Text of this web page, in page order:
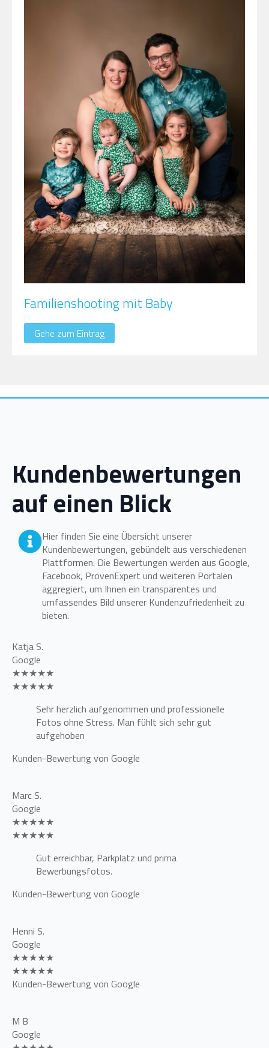
Familienshooting mit Baby
Gehe zum Eintrag
Kundenbewertungen
auf einen Blick
Hier finden Sie eine Übersicht unserer
Kundenbewertungen, gebündelt aus verschiedenen
Plattformen. Die Bewertungen werden aus Google,
Facebook, ProvenExpert und weiteren Portalen
aggregiert, um Ihnen ein transparentes und
umfassendes Bild unserer Kundenzufriedenheit zu
bieten.
Katja S.
Google
★★★★★
★★★★★
Sehr herzlich aufgenommen und professionelle
Fotos ohne Stress. Man fühlt sich sehr gut
aufgehoben
Kunden-Bewertung von Google
Marc S.
Google
★★★★★
★★★★★
Gut erreichbar, Parkplatz und prima
Bewerbungsfotos.
Kunden-Bewertung von Google
Henni S.
Google
★★★★★
★★★★★
Kunden-Bewertung von Google
M B
Google